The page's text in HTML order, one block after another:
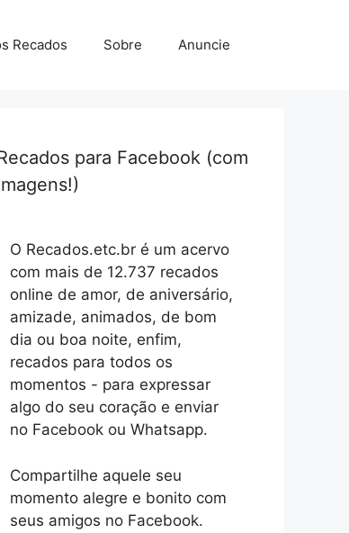
Recados Sobre Anuncie
para Facebook (com
O Recados.etc.br é um acervo
com mais de 12.737 recados
online de amor, de aniversário,
amizade, animados, de bom
dia ou boa noite, enfim,
recados para todos os
momentos - para expressar
algo do seu coração e enviar
no Facebook ou Whatsapp.
Compartilhe aquele seu
momento alegre e bonito com
seus amigos no Facebook.